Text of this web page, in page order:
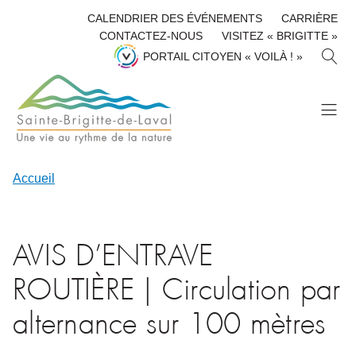
CALENDRIER DES ÉVÉNEMENTS
CARRIÈRE
CONTACTEZ-NOUS
VISITEZ « BRIGITTE »
PORTAIL CITOYEN « VOILÀ ! »
H
Accueil
AVIS D’ENTRAVE
ROUTIÈRE | Circulation par
alternance sur 100 mètres